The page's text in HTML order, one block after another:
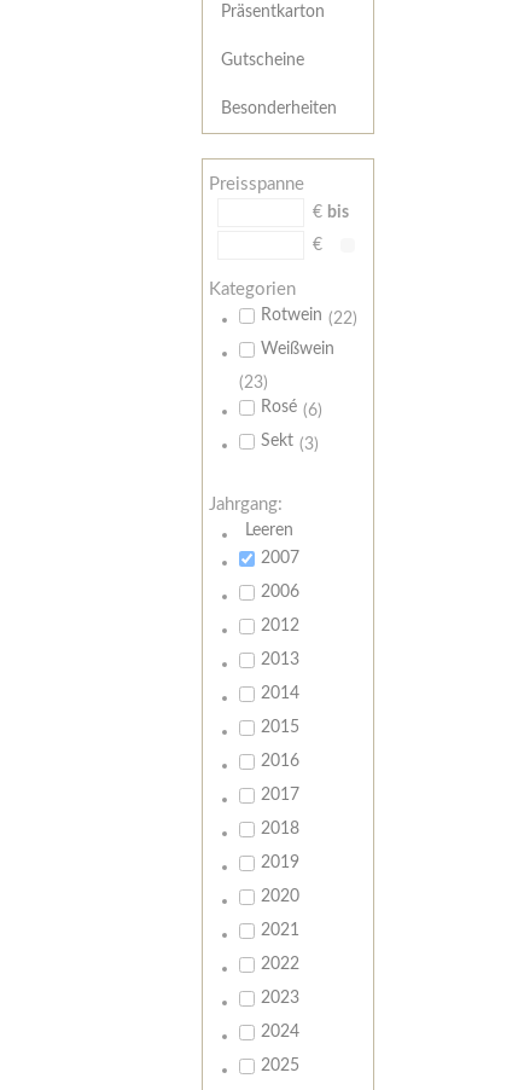
Präsentkarton
Gutscheine
Besonderheiten
Preisspanne
€ bis
€
Kategorien
Rotwein (22)
Weißwein
(23)
Rosé (6)
Sekt (3)
Jahrgang:
Leeren
2007
2006
2012
2013
2014
2015
2016
2017
2018
2019
2020
2021
2022
2023
2024
2025